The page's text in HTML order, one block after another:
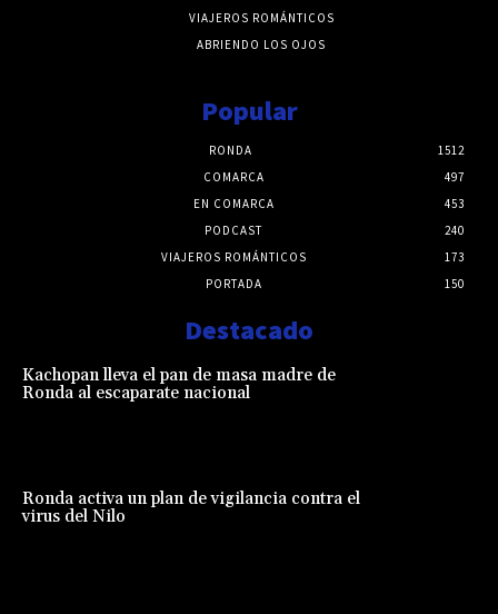
VIAJEROS ROMÁNTICOS
ABRIENDO LOS OJOS
Popular
RONDA
1512
COMARCA
497
EN COMARCA
453
PODCAST
240
VIAJEROS ROMÁNTICOS
173
PORTADA
150
Destacado
Kachopan lleva el pan de masa madre de
Ronda al escaparate nacional
Ronda activa un plan de vigilancia contra el
virus del Nilo